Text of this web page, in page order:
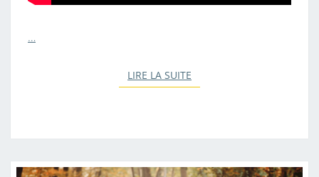
K
E
G
…
LIRE LA SUITE